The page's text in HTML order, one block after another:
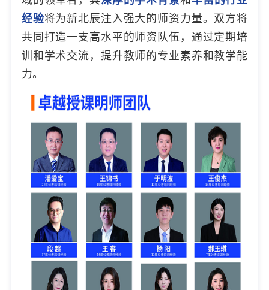
经验将为新北辰注入强大的师资力量。双方将
共同打造一支高水平的师资队伍，通过定期培
训和学术交流，提升教师的专业素养和教学能
力。